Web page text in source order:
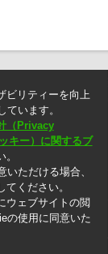
ビリティーを向上
ています。
（Privacy
キー）に関するブ
ただける場合、
てください。
ウェブサイトの閲
の使用に同意いた
サポート・お問
ご注文に際して
る情報は、掲載した時点で
すのでご了承ください。
消費税は含まれておりま